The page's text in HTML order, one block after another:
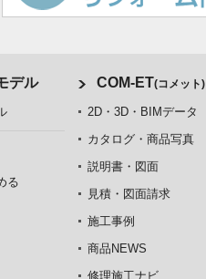
デル
る
COM-ET(コメット)
2D・3D・BIMデータ
カタログ・商品写真
説明書・図面
見積・図面請求
施工事例
商品NEWS
修理施工ナビ